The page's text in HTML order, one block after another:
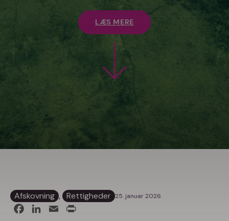
LÆS MERE
Afskovning , Rettigheder 25. januar 2026
FacebookLinkedIn
Email Print